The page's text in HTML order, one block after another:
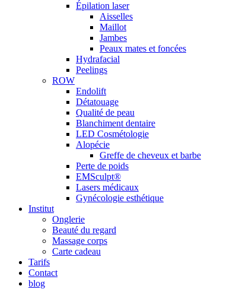
Épilation laser
Aisselles
Maillot
Jambes
Peaux mates et foncées
Hydrafacial
Peelings
ROW
Endolift
Détatouage
Qualité de peau
Blanchiment dentaire
LED Cosmétologie
Alopécie
Greffe de cheveux et barbe
Perte de poids
EMSculpt®
Lasers médicaux
Gynécologie esthétique
Institut
Onglerie
Beauté du regard
Massage corps
Carte cadeau
Tarifs
Contact
blog